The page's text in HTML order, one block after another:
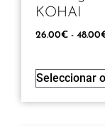
KOHAI
26.00€ - 48.00
Seleccionar